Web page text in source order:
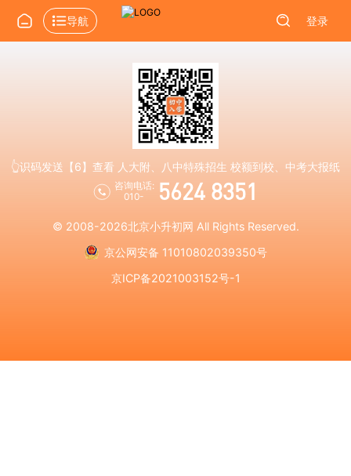
导航 登录
👆识码发送【6】查看 人大附、八中特殊招生 校额到校、中考大报纸
咨询电话:
010-
5624 8351
© 2008-2026北京小升初网 All Rights Reserved.
京公网安备 11010802039350号
京ICP备2021003152号-1